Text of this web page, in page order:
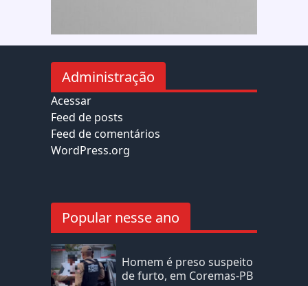
Administração
Acessar
Feed de posts
Feed de comentários
WordPress.org
Popular nesse ano
Homem é preso suspeito
de furto, em Coremas-PB